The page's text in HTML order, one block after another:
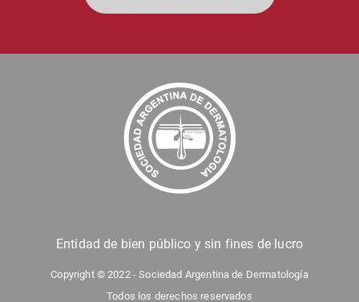
Entidad de bien público y sin fines de lucro
Copyright © 2022 - Sociedad Argentina de Dermatología
Todos los derechos reservados